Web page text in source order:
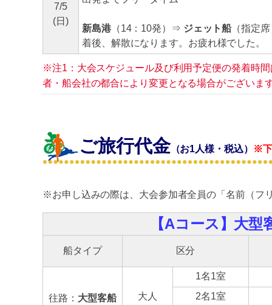
7/5
(日)
新島港（14：10発）⇒ ジェット船（指定
着後、解散になります。お疲れ様でした。
※注1：大会スケジュール及び利用予定便の発着時
者・船会社の都合により変更となる場合がございま
ご旅行代金 （お1人様・税込） ※下
※お申し込みの際は、大会参加者全員の「名前（フ
【Aコース】大
船タイプ 区分
往路： 大型客船
大人
1名1室
2名1室